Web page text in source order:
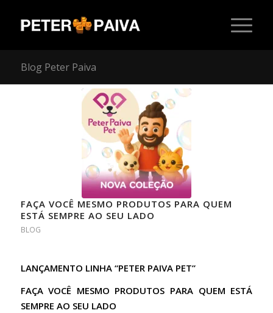
Blog Peter Paiva
FAÇA VOCÊ MESMO PRODUTOS PARA QUEM
ESTÁ SEMPRE AO SEU LADO
BLOG
LANÇAMENTO LINHA “PETER PAIVA PET”
FAÇA VOCÊ MESMO PRODUTOS PARA QUEM ESTÁ
SEMPRE AO SEU LADO